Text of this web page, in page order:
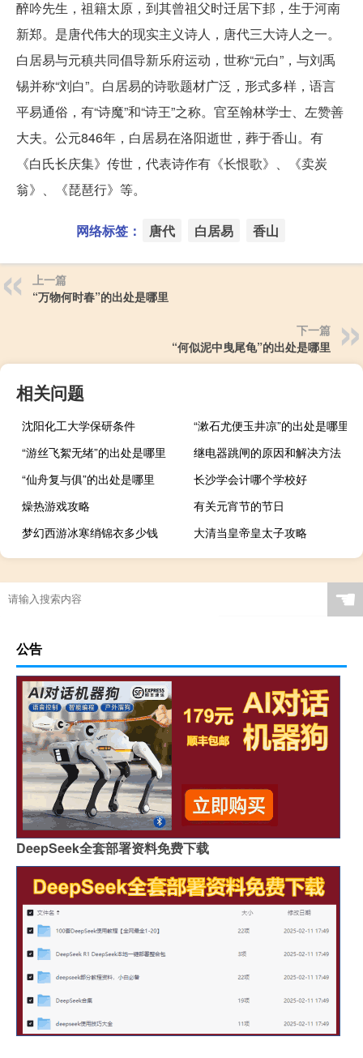
醉吟先生，祖籍太原，到其曾祖父时迁居下邽，生于河南
新郑。是唐代伟大的现实主义诗人，唐代三大诗人之一。
白居易与元稹共同倡导新乐府运动，世称“元白”，与刘禹
锡并称“刘白”。白居易的诗歌题材广泛，形式多样，语言
平易通俗，有“诗魔”和“诗王”之称。官至翰林学士、左赞善
大夫。公元846年，白居易在洛阳逝世，葬于香山。有
《白氏长庆集》传世，代表诗作有《长恨歌》、《卖炭
翁》、《琵琶行》等。
网络标签： 唐代 白居易 香山
上一篇
“万物何时春”的出处是哪里
下一篇
“何似泥中曳尾龟”的出处是哪里
相关问题
沈阳化工大学保研条件
“漱石尤便玉井凉”的出处是哪里
“游丝飞絮无绪”的出处是哪里
继电器跳闸的原因和解决方法
“仙舟复与俱”的出处是哪里
长沙学会计哪个学校好
燥热游戏攻略
有关元宵节的节日
梦幻西游冰寒绡锦衣多少钱
大清当皇帝皇太子攻略
☚
公告
DeepSeek全套部署资料免费下载